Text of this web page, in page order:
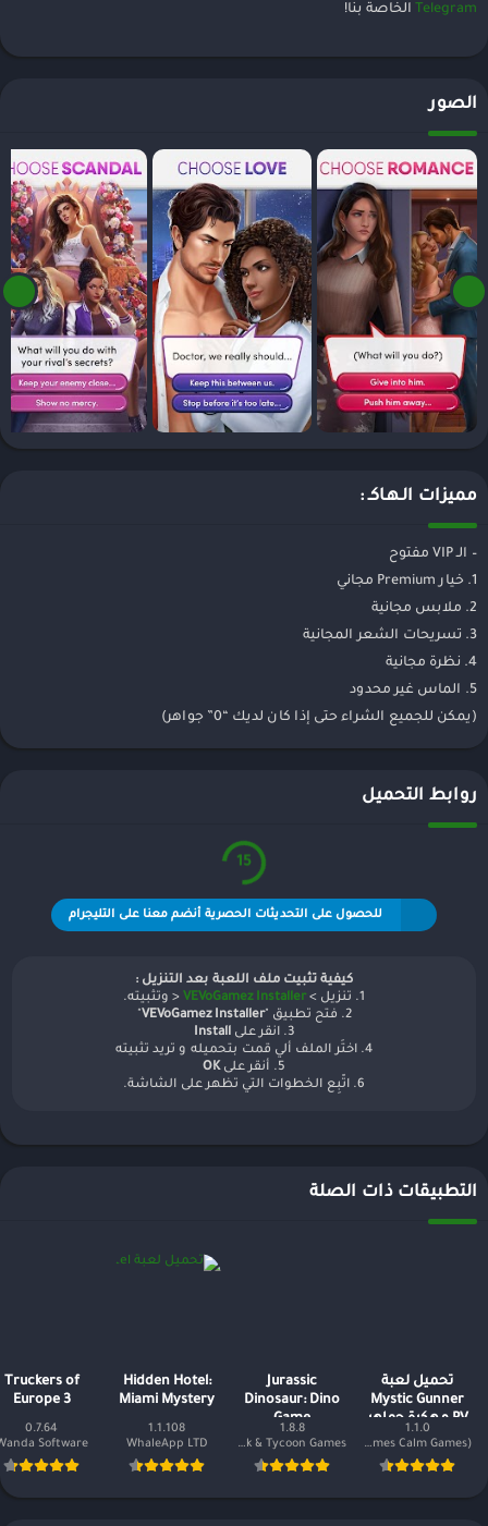
Telegram الخاصة بنا!
الصور
مميزات الـهـاكـ :
– الـ VIP مفتوح
1. خيار Premium مجاني
2. ملابس مجانية
3. تسريحات الشعر المجانية
4. نظرة مجانية
5. الماس غير محدود
(يمكن للجميع الشراء حتى إذا كان لديك “0” جواهر)
روابط التحميل
15
للحصول على التحديثات الحصرية أنضم معنا على التليجرام
كيفية تثبيت ملف اللعبة بعد التنزيل :
1. تنزيل >
VEVoGamez Installer < وتثبيته.
2. فتح تطبيق "
VEVoGamez Installer
"
3. انقر على
Install
4. اختَر الملف ألي قمت بتحميله و تريد تثبيته
5. أنقر على
OK
6. اتّبِع الخطوات التي تظهر على الشاشة.
التطبيقات ذات الصلة
تحميل لعبة
Mystic Gunner
PV مهكرة جواهر
و أموال لا نهاية
1.1.0
Buff Studio (Story Games Calm Games)
Jurassic
Dinosaur: Dino
Game
1.8.8
Sparkling Society - Historic Park & Tycoon Games
Hidden Hotel:
Miami Mystery
1.1.108
WhaleApp LTD
Truckers of
Europe 3
0.7.64
Software